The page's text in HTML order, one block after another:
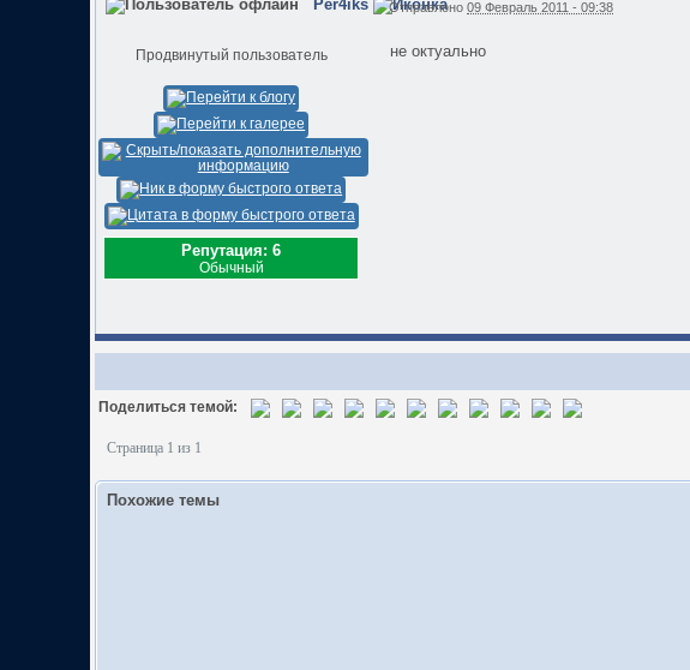
Per4iks
Продвинутый пользователь
Репутация: 6
Обычный
Отправлено09 Февраль 2011 - 09:38
не октуально
Поделиться темой:
Страница 1 из 1
Похожие темы